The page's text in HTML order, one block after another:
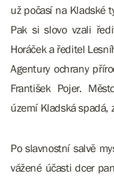
už počasí na Kladské
Pak si slovo vzali
Horáček a ředitel
Agentury ochrany
František Pojer.
území Kladská spadá,
Po slavnostní salvě
vážené účasti dcer